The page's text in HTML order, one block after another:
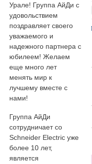
Урале! Группа АйДи с
удовольствием
поздравляет своего
уважаемого и
надежного партнера с
юбилеем! Желаем
еще много лет
менять мир к
лучшему вместе с
нами!
Группа АйДи
сотрудничает со
Schneider Electric уже
более 10 лет,
является